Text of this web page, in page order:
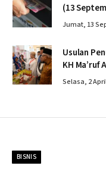
(13
Jumat, 13
Usulan
KH Ma’ruf
Penahapan
Selasa, 2
BISNIS